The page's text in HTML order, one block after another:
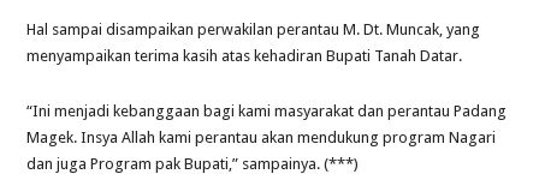
Hal sampai disampaikan perwakilan perantau M. Dt. Muncak, yang
menyampaikan terima kasih atas kehadiran Bupati Tanah Datar.
“Ini menjadi kebanggaan bagi kami masyarakat dan perantau Padang
Magek. Insya Allah kami perantau akan mendukung program Nagari
dan juga Program pak Bupati,” sampainya. (***)